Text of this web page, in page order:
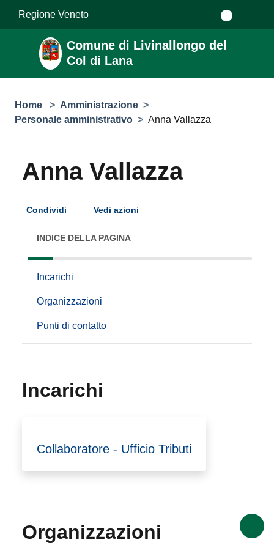
Regione Veneto
Comune di Livinallongo del
Col di Lana
Home > Amministrazione >
Personale amministrativo > Anna Vallazza
Anna Vallazza
Condividi Vedi azioni
INDICE DELLA PAGINA
Incarichi
Organizzazioni
Punti di contatto
Incarichi
Collaboratore - Ufficio Tributi
Organizzazioni